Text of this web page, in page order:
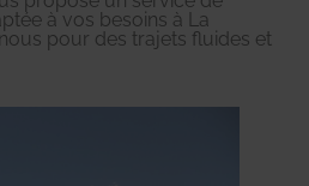
à vos besoins à La
pour des trajets fluides et